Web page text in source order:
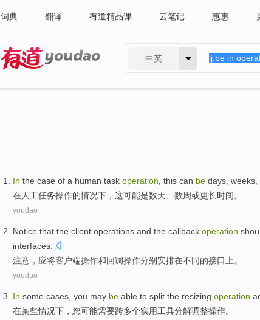
词典 翻译 有道精品课 云笔记 惠惠
中英
In the case of a human task operation this can be days weeks
在人工任务操作的情况下 ， 这可能是数天 数周或更长时间。
youdao
Notice that the client operations and the callback operation
interfaces
注意 ， 应将客户端操作和回调操作分别安排在不同的接口上。
youdao
In some cases you may be able to split the resizing operation
在某些情况下 ， 您可能需要跨多个实用工具分解调整操作。